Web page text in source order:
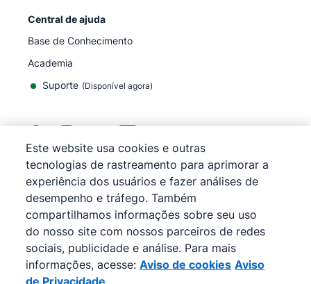
Central de ajuda
Base de Conhecimento
Academia
Suporte (Disponível agora)
©2026Pipedrive
Pipedrive
Termos de Serviço
Pipedrive
Aviso de Privacidade
Mapa do site
Aviso de cookies
Preferências de cookies
O Pipedrive é um CRM de vendas baseado na web.
Este website usa cookies e outras
tecnologias de rastreamento para aprimorar a
experiência dos usuários e fazer análises de
desempenho e tráfego. Também
compartilhamos informações sobre seu uso
do nosso site com nossos parceiros de redes
sociais, publicidade e análise. Para mais
informações, acesse: Aviso de cookies Aviso
de Privacidade